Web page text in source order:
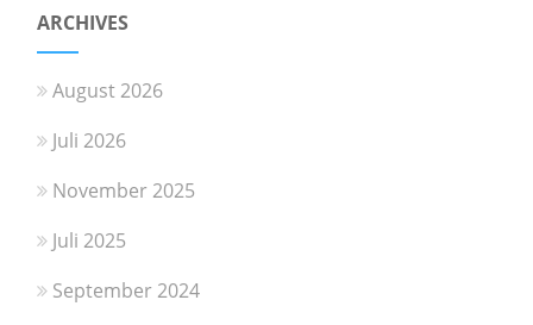
ARCHIVES
August 2026
Juli 2026
November 2025
Juli 2025
September 2024